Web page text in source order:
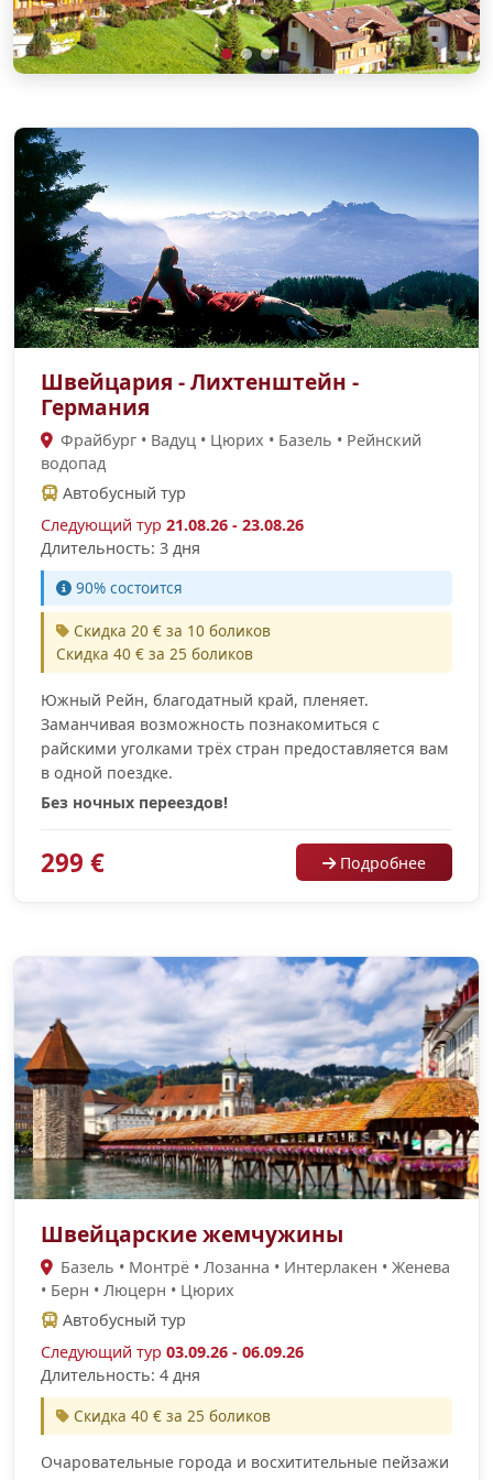
Швейцария - Лихтенштейн -
Германия
Фрайбург • Вадуц • Цюрих • Базель • Рейнский
водопад
Автобусный тур
Следующий тур 21.08.26 - 23.08.26
Длительность: 3 дня
90% cостоится
Скидка 20 € за 10 боликов
Скидка 40 € за 25 боликов
Южный Рейн, благодатный край, пленяет.
Заманчивая возможность познакомиться с
райскими уголками трёх стран предоставляется вам
в одной поездке.
Без ночных переездов!
299 € Подробнее
Швейцарские жемчужины
Базель • Монтрё • Лозанна • Интерлакен • Женева
• Берн • Люцерн • Цюрих
Автобусный тур
Следующий тур 03.09.26 - 06.09.26
Длительность: 4 дня
Скидка 40 € за 25 боликов
Очаровательные города и восхитительные пейзажи